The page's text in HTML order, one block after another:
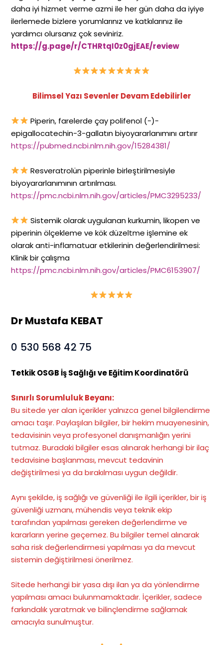
daha iyi hizmet verme azmi ile her gün daha da iyiye
ilerlemede bizlere yorumlarınız ve katkılarınız ile
yardımcı olursanız çok seviniriz.
https://g.page/r/CTHRtqI0z0gjEAE/review
Bilimsel Yazı Sevenler Devam Edebilirler
Piperin, farelerde çay polifenol (-)-
epigallocatechin-3-gallatın biyoyararlanımını artırır
https://pubmed.ncbi.nlm.nih.gov/15284381/
Resveratrolün piperinle birleştirilmesiyle
biyoyararlanımının artırılması.
https://pmc.ncbi.nlm.nih.gov/articles/PMC3295233/
Sistemik olarak uygulanan kurkumin, likopen ve
piperinin ölçekleme ve kök düzeltme işlemine ek
olarak anti-inflamatuar etkilerinin değerlendirilmesi:
Klinik bir çalışma
https://pmc.ncbi.nlm.nih.gov/articles/PMC6153907/
Dr Mustafa KEBAT
0 530 568 42 75
Tetkik OSGB İş Sağlığı ve Eğitim Koordinatörü
Sınırlı Sorumluluk Beyanı:
Bu sitede yer alan içerikler yalnızca genel bilgilendirme
amacı taşır. Paylaşılan bilgiler, bir hekim muayenesinin,
tedavisinin veya profesyonel danışmanlığın yerini
tutmaz. Buradaki bilgiler esas alınarak herhangi bir ilaç
tedavisine başlanması, mevcut tedavinin
değiştirilmesi ya da bırakılması uygun değildir.
Aynı şekilde, iş sağlığı ve güvenliği ile ilgili içerikler, bir iş
güvenliği uzmanı, mühendis veya teknik ekip
tarafından yapılması gereken değerlendirme ve
kararların yerine geçemez. Bu bilgiler temel alınarak
saha risk değerlendirmesi yapılması ya da mevcut
sistemin değiştirilmesi önerilmez.
Sitede herhangi bir yasa dışı ilan ya da yönlendirme
yapılması amacı bulunmamaktadır. İçerikler, sadece
farkındalık yaratmak ve bilinçlendirme sağlamak
amacıyla sunulmuştur.